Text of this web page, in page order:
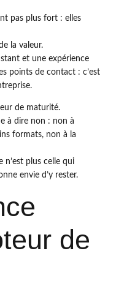
pas plus fort : elles
la valeur.
et une expérience
points de contact : c’est
de maturité.
à dire non : non à
formats, non à la
n’est plus celle qui
envie d’y rester.
de